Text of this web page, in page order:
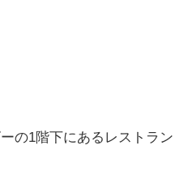
の1階下にあるレストラン